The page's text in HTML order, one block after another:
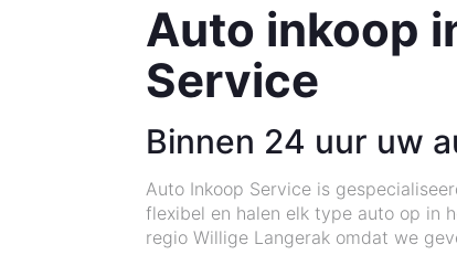
Auto inkoop
Service
Binnen 24 uur uw
Auto Inkoop Service is
flexibel en halen elk type auto op in
regio Willige Langerak omdat we